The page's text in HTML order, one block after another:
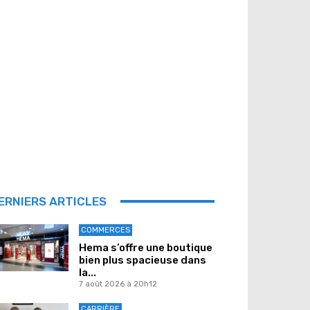
ARTICLES
COMMERCES
Hema s’offre une boutique
bien plus spacieuse dans
la...
7 août 2026 à 20h12